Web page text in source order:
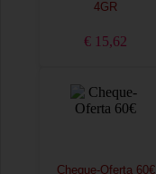
4GR
€ 15,62
Cheque-Oferta 60€